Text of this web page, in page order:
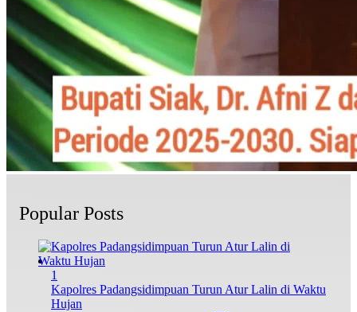
Popular Posts
1
Kapolres Padangsidimpuan Turun Atur Lalin di Waktu
Hujan